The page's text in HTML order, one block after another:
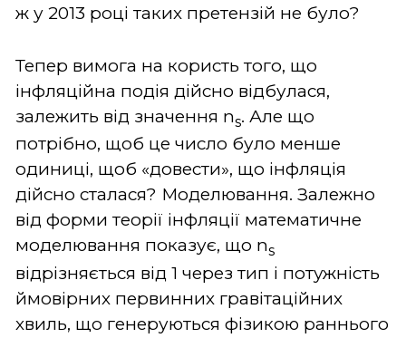
ж у 2013 році таких претензій не було?
Тепер вимога на користь того, що
інфляційна подія дійсно відбулася,
залежить від значення ns. Але що
потрібно, щоб це число було менше
одиниці, щоб «довести», що інфляція
дійсно сталася? Моделювання. Залежно
від форми теорії інфляції математичне
моделювання показує, що ns
відрізняється від 1 через тип і потужність
ймовірних первинних гравітаційних
хвиль, що генеруються фізикою раннього